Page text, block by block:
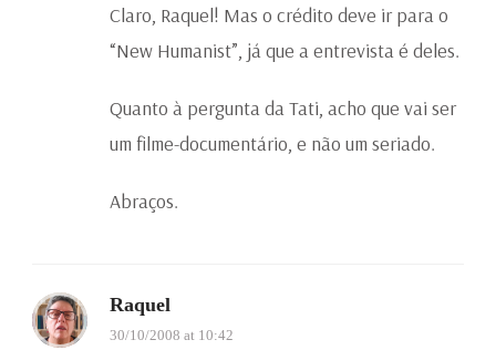
Claro, Raquel! Mas o crédito deve ir para o
“New Humanist”, já que a entrevista é deles.
Quanto à pergunta da Tati, acho que vai ser
um filme-documentário, e não um seriado.
Abraços.
Raquel
30/10/2008 at 10:42